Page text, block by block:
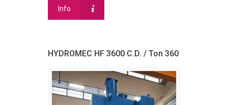
Info
HYDROMEC HF 3600 C.D. / Ton 360